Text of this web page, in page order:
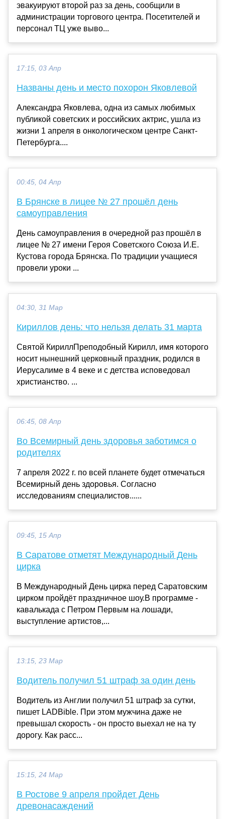
эвакуируют второй раз за день, сообщили в
администрации торгового центра. Посетителей и
персонал ТЦ уже выво...
17:15, 03 Апр
Названы день и место похорон Яковлевой
Александра Яковлева, одна из самых любимых
публикой советских и российских актрис, ушла из
жизни 1 апреля в онкологическом центре Санкт-
Петербурга....
00:45, 04 Апр
В Брянске в лицее № 27 прошёл день
самоуправления
День самоуправления в очередной раз прошёл в
лицее № 27 имени Героя Советского Союза И.Е.
Кустова города Брянска. По традиции учащиеся
провели уроки ...
04:30, 31 Мар
Кириллов день: что нельзя делать 31 марта
Святой КириллПреподобный Кирилл, имя которого
носит нынешний церковный праздник, родился в
Иерусалиме в 4 веке и с детства исповедовал
христианство. ...
06:45, 08 Апр
Во Всемирный день здоровья заботимся о
родителях
7 апреля 2022 г. по всей планете будет отмечаться
Всемирный день здоровья. Согласно
исследованиям специалистов......
09:45, 15 Апр
В Саратове отметят Международный День
цирка
В Международный День цирка перед Саратовским
цирком пройдёт праздничное шоу.В программе -
кавалькада с Петром Первым на лошади,
выступление артистов,...
13:15, 23 Мар
Водитель получил 51 штраф за один день
Водитель из Англии получил 51 штраф за сутки,
пишет LADBible. При этом мужчина даже не
превышал скорость - он просто выехал не на ту
дорогу. Как расс...
15:15, 24 Мар
В Ростове 9 апреля пройдет День
древонасаждений